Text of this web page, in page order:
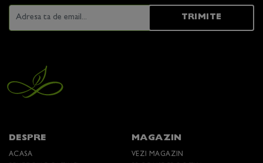
TRIMITE
DESPRE
ACASA
MAGAZIN
VEZI MAGAZIN